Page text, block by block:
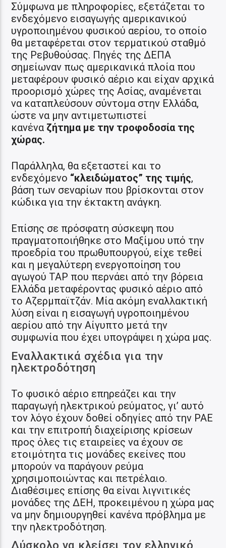
Σύμφωνα με πληροφορίες, εξετάζεται το
ενδεχόμενο εισαγωγής αμερικανικού
υγροποιημένου φυσικού αερίου, το οποίο
θα μεταφέρεται στον τερματικού σταθμό
της Ρεβυθούσας. Πηγές της ΔΕΠΑ
σημείωναν πως αμερικανικά πλοία που
μεταφέρουν φυσικό αέριο και είχαν αρχικά
προορισμό χώρες της Ασίας, αναμένεται
να καταπλεύσουν σύντομα στην Ελλάδα,
ώστε να μην αντιμετωπιστεί
κανένα ζήτημα με την τροφοδοσία της
χώρας.
Παράλληλα, θα εξεταστεί και το
ενδεχόμενο “κλειδώματος” της τιμής,
βάση των σεναρίων που βρίσκονται στον
κώδικα για την έκτακτη ανάγκη.
Επίσης σε πρόσφατη σύσκεψη που
πραγματοποιήθηκε στο Μαξίμου υπό την
προεδρία του πρωθυπουργού, είχε τεθεί
και η μεγαλύτερη ενεργοποίηση του
αγωγού TAP που περνάει από την βόρεια
Ελλάδα μεταφέροντας φυσικό αέριο από
το Αζερμπαϊτζάν. Μία ακόμη εναλλακτική
λύση είναι η εισαγωγή υγροποιημένου
αερίου από την Αίγυπτο μετά την
συμφωνία που έχει υπογράψει η χώρα μας.
Εναλλακτικά σχέδια για την
ηλεκτροδότηση
Το φυσικό αέριο επηρεάζει και την
παραγωγή ηλεκτρικού ρεύματος, γι’ αυτό
τον λόγο έχουν δοθεί οδηγίες από την ΡΑΕ
και την επιτροπή διαχείρισης κρίσεων
προς όλες τις εταιρείες να έχουν σε
ετοιμότητα τις μονάδες εκείνες που
μπορούν να παράγουν ρεύμα
χρησιμοποιώντας και πετρέλαιο.
Διαθέσιμες επίσης θα είναι λιγνιτικές
μονάδες της ΔΕΗ, προκειμένου η χώρα μας
να μην δημιουργηθεί κανένα πρόβλημα με
την ηλεκτροδότηση.
Δύσκολο να κλείσει τον ελληνικό